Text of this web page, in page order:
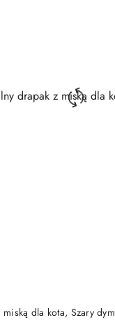
dla kota, Szary dym